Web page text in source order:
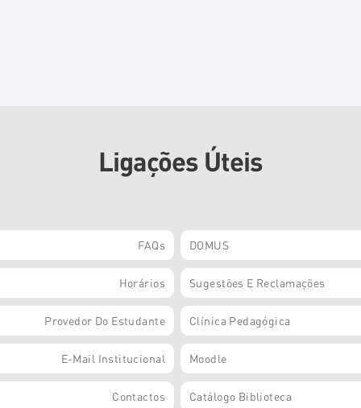
Ligações Úteis
FAQs DOMUS
Horários Sugestões E Reclamações
Provedor Do Estudante Clínica Pedagógica
E-Mail Institucional Moodle
Contactos Catálogo Biblioteca